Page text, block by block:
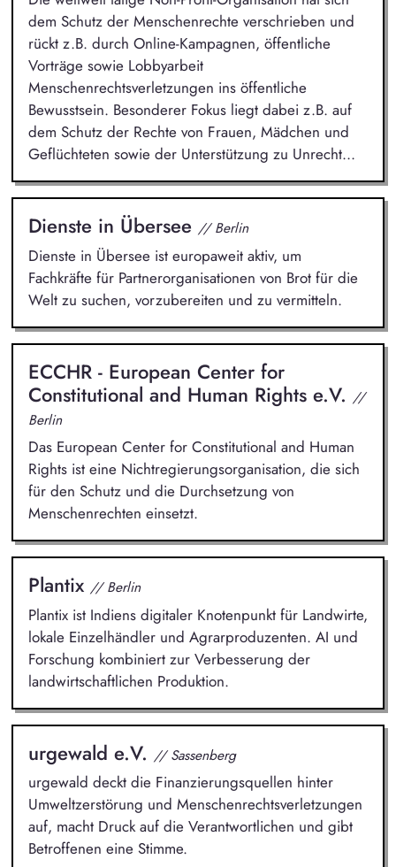
dem Schutz der Menschenrechte verschrieben und
rückt z.B. durch Online-Kampagnen, öffentliche
Vorträge sowie Lobbyarbeit
Menschenrechtsverletzungen ins öffentliche
Bewusstsein. Besonderer Fokus liegt dabei z.B. auf
dem Schutz der Rechte von Frauen, Mädchen und
Geflüchteten sowie der Unterstützung zu Unrecht...
Dienste in Übersee // Berlin
Dienste in Übersee ist europaweit aktiv, um
Fachkräfte für Partnerorganisationen von Brot für die
Welt zu suchen, vorzubereiten und zu vermitteln.
ECCHR - European Center for
Constitutional and Human Rights e.V. //
Berlin
Das European Center for Constitutional and Human
Rights ist eine Nichtregierungsorganisation, die sich
für den Schutz und die Durchsetzung von
Menschenrechten einsetzt.
Plantix // Berlin
Plantix ist Indiens digitaler Knotenpunkt für Landwirte,
lokale Einzelhändler und Agrarproduzenten. AI und
Forschung kombiniert zur Verbesserung der
landwirtschaftlichen Produktion.
urgewald e.V. // Sassenberg
urgewald deckt die Finanzierungsquellen hinter
Umweltzerstörung und Menschenrechtsverletzungen
auf, macht Druck auf die Verantwortlichen und gibt
Betroffenen eine Stimme.